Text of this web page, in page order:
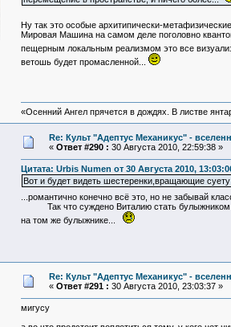
Ну так это особые архитипически-
Мировая Машина на самом деле поголовно
пещерным локальным реализмом это все
ветошь будет промасленной...
«Осенний Ангел прячется в дождях. В листве
Re: Культ "Адептус Механикус" -
« Ответ #290 : 30 Августа 2010, 22:59:38 »
Цитата: Urbis Numen от 30 Августа 2010,
Вот и будет видеть шестеренки,вращающие
...романтично конечно всё это, но не забывай
Так что суждено Виталию стать булыжником...
на том же булыжнике...
Re: Культ "Адептус Механикус" -
« Ответ #291 : 30 Августа 2010, 23:03:37 »
мигусу